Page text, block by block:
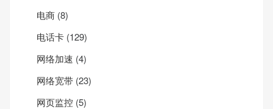
电商 (8)
电话卡 (129)
网络加速 (4)
网络宽带 (23)
网页监控 (5)